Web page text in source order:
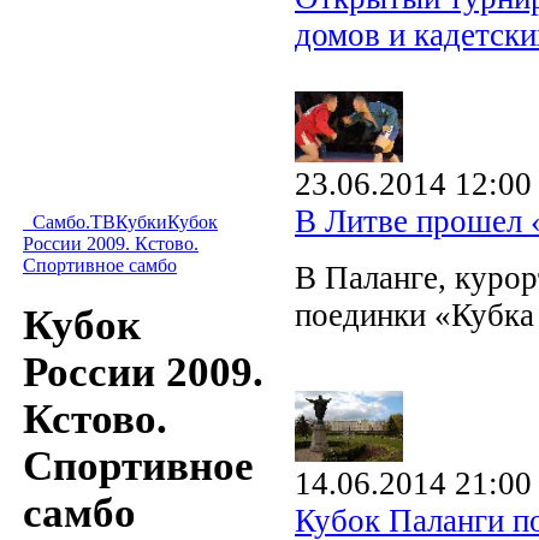
Самбо.ТВКубкиКубок
России 2009. Кстово.
Спортивное самбо
Кубок
России 2009.
Кстово.
Спортивное
самбо
домов и
23.06.2014 12:00
В Литве
В Паланге,
поединки
14.06.2014 21:00
Кубок Паланги